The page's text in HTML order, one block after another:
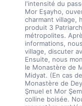
l'intensité du
Mor Eşayho,
charmant village,
produit 3
métropolites.
informations,
village, discuter
Ensuite, nous
le Monastère de
Midyat. (En cas
Monastère de
Şmuel et Mor
colline boisée.